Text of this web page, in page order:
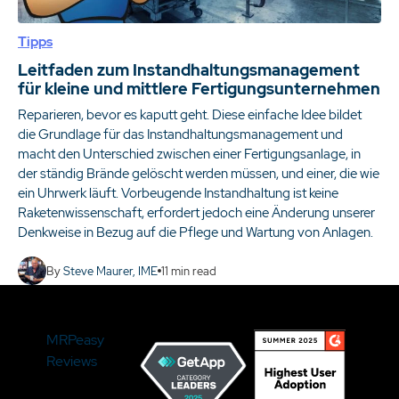
Tipps
Leitfaden zum Instandhaltungsmanagement
für kleine und mittlere Fertigungsunternehmen
Reparieren, bevor es kaputt geht. Diese einfache Idee bildet
die Grundlage für das Instandhaltungsmanagement und
macht den Unterschied zwischen einer Fertigungsanlage, in
der ständig Brände gelöscht werden müssen, und einer, die wie
ein Uhrwerk läuft. Vorbeugende Instandhaltung ist keine
Raketenwissenschaft, erfordert jedoch eine Änderung unserer
Denkweise in Bezug auf die Pflege und Wartung von Anlagen.
BySteve Maurer, IME 11 min read
MRPeasy
Reviews